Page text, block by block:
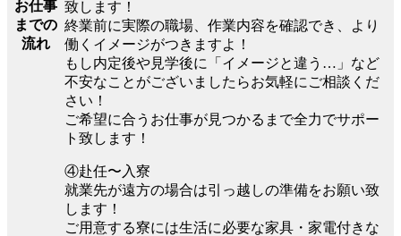
お仕事
までの
流れ
致します！
終業前に実際の職場、作業内容を確認でき、より
働くイメージがつきますよ！
もし内定後や見学後に「イメージと違う…」など
不安なことがございましたらお気軽にご相談くだ
さい！
ご希望に合うお仕事が見つかるまで全力でサポー
ト致します！
④赴任〜入寮
就業先が遠方の場合は引っ越しの準備をお願い致
します！
ご用意する寮には生活に必要な家具・家電付きな